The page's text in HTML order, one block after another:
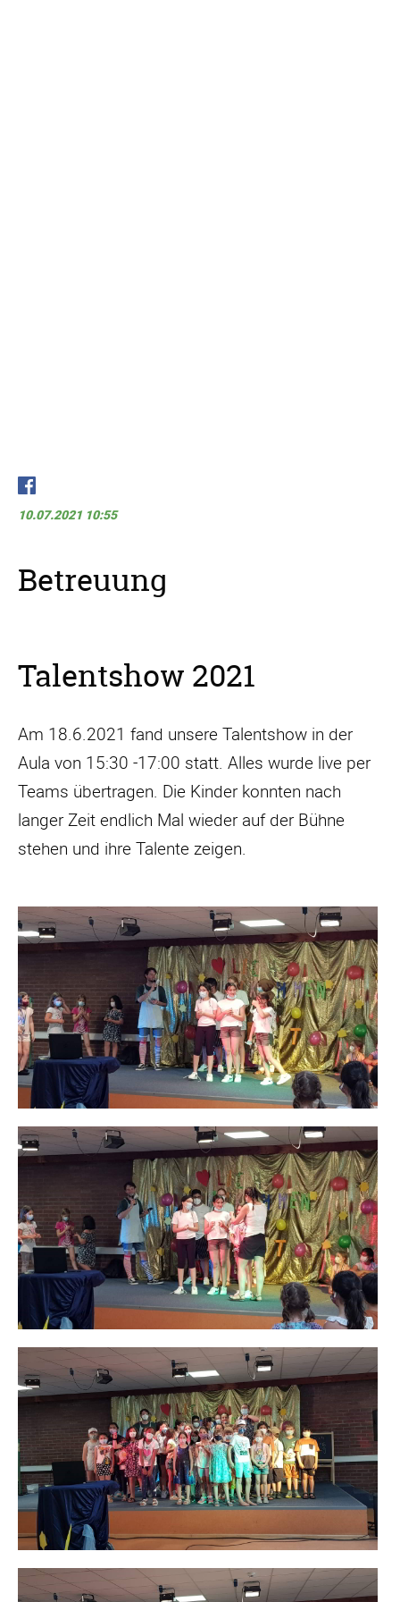
10.07.2021 10:55
Betreuung
Talentshow 2021
Am 18.6.2021 fand unsere Talentshow in der
Aula von 15:30 -17:00 statt. Alles wurde live per
Teams übertragen. Die Kinder konnten nach
langer Zeit endlich Mal wieder auf der Bühne
stehen und ihre Talente zeigen.